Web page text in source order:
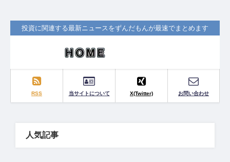
投資に関連する最新ニュースをずんだもんが最速でまとめます
RSS 当サイトについて X(Twitter) お問い合わせ
人気記事